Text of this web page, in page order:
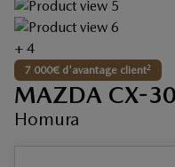
+ 4
7 000€ d'avantage client2
MAZDA CX-30
Homura